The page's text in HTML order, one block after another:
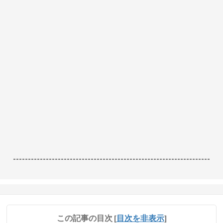
------------------------------------------------------------------
この記事の目次 [目次を非表示]